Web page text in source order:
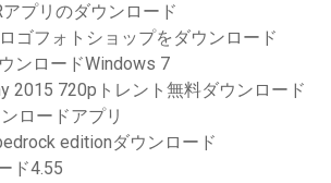
プリのダウンロード
ゴフォトショップをダウンロード
ンロードWindows 7
2015 720pトレント無料ダウンロード
ロードアプリ
editionダウンロード
ド4.55